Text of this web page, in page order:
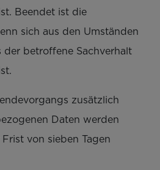
Beendet ist die
sich aus den Umständen
der betroffene Sachverhalt
zusätzlich
Daten werden
von sieben Tagen